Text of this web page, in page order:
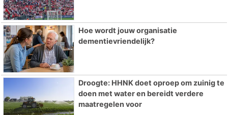
Hoe wordt jouw organisatie
dementievriendelijk?
Droogte: HHNK doet oproep om zuinig te
doen met water en bereidt verdere
maatregelen voor